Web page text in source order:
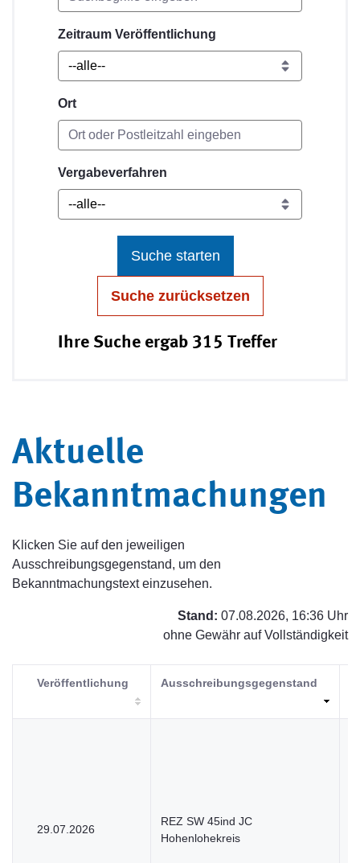
Zeitraum Veröffentlichung
Ort
Vergabeverfahren
Suche starten
Suche zurücksetzen
Ihre Suche ergab 315 Treffer
Aktuelle
Bekanntmachungen
Klicken Sie auf den jeweiligen
Ausschreibungsgegenstand, um den
Bekanntmachungstext einzusehen.
Stand: 07.08.2026, 16:36 Uhr
ohne Gewähr auf Vollständigkeit
Veröffentlichung Ausschreibungsgegenstand
29.07.2026
REZ SW 45ind JC
Hohenlohekreis